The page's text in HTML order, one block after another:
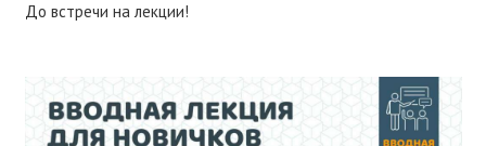
До встречи на лекции!